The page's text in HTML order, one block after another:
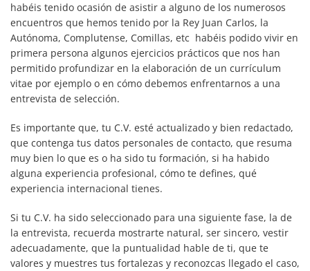
habéis tenido ocasión de asistir a alguno de los numerosos
encuentros que hemos tenido por la Rey Juan Carlos, la
Autónoma, Complutense, Comillas, etc habéis podido vivir en
primera persona algunos ejercicios prácticos que nos han
permitido profundizar en la elaboración de un currículum
vitae por ejemplo o en cómo debemos enfrentarnos a una
entrevista de selección.
Es importante que, tu C.V. esté actualizado y bien redactado,
que contenga tus datos personales de contacto, que resuma
muy bien lo que es o ha sido tu formación, si ha habido
alguna experiencia profesional, cómo te defines, qué
experiencia internacional tienes.
Si tu C.V. ha sido seleccionado para una siguiente fase, la de
la entrevista, recuerda mostrarte natural, ser sincero, vestir
adecuadamente, que la puntualidad hable de ti, que te
valores y muestres tus fortalezas y reconozcas llegado el caso,